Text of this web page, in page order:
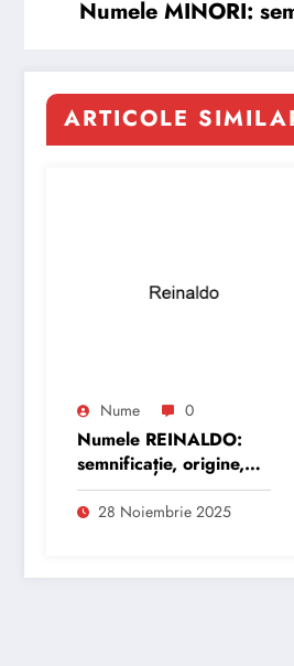
Numele MINORI:
ARTICOLE
Nume 0
Numele REINALDO:
semnificație, origine,
trăsături și
personalitate
28 Noiembrie 2025